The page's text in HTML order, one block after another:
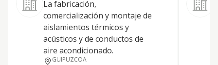
La fabricación,
comercialización y montaje de
aislamientos térmicos y
acústicos y de conductos de
aire acondicionado.
GUIPUZCOA